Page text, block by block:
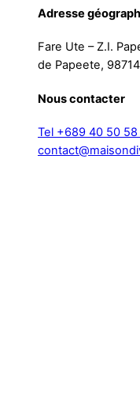
Adresse
Fare Ute – Z.I.
de Papeete,
Nous contacter
Tel +689 40 50